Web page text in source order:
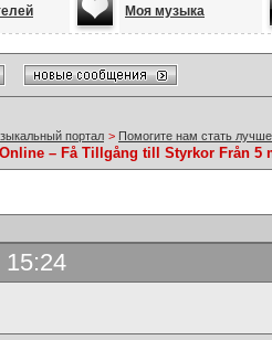
Моя музыка
портал > Помогите нам стать
– Få Tillgång till Styrkor Från 5
15:24